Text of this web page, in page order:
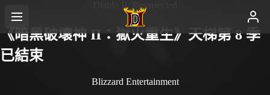
Diablo II: Resurrected
《暗黑破壞神 II：獄火重生》天梯第 8 季
已結束
Blizzard Entertainment